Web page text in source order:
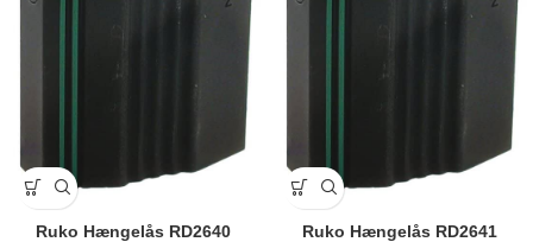
Ruko Hængelås RD2640 Ruko Hængelås RD2641